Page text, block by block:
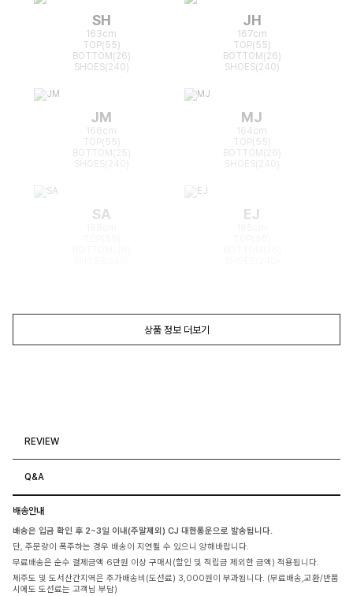
SH
163cm
TOP(55)
BOTTOM(26)
SHOES(240)
JH
167cm
TOP(55)
BOTTOM(26)
SHOES(240)
JM
166cm
TOP(55)
BOTTOM(25)
MJ
164cm
TOP(55)
BOTTOM(26)
SA EJ
상품 정보 더보기
REVIEW
Q&A
배송안내
배송은 입금 확인 후 2~3일 이내(주말제외) CJ 대한통운으로 발송됩니다.
단, 주문량이 폭주하는 경우 배송이 지연될 수 있으니 양해바랍니다.
무료배송은 순수 결제금액 6만원 이상 구매시(할인 및 적립금 제외한 금액) 적용됩니다.
제주도 및 도서산간지역은 추가배송비(도선료) 3,000원이 부과됩니다. (무료배송,교환/반품
시에도 도선료는 고객님 부담)